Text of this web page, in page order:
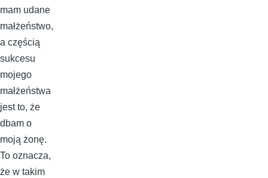
mam udane
małżeństwo,
a częścią
sukcesu
mojego
małżeństwa
jest to, że
dbam o
moją żonę.
To oznacza,
że w takim